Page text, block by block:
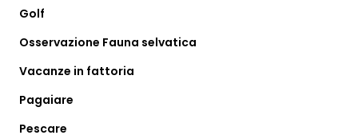
Golf
Osservazione Fauna selvatica
Vacanze in fattoria
Pagaiare
Pescare